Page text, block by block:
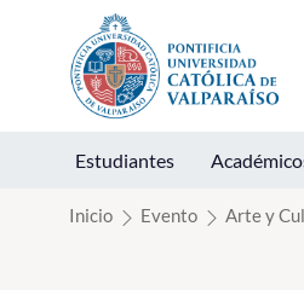
Click acá para ir directamente al
Estudiantes
Inicio Evento Arte y